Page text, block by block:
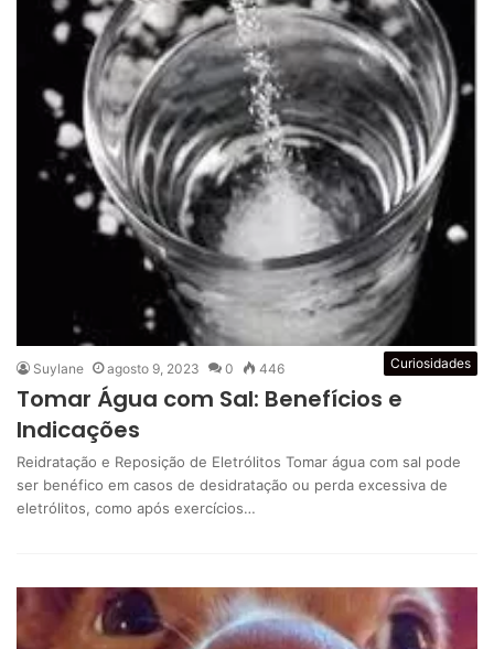
Curiosidades
Suylane agosto 9, 2023 0 446
Tomar Água com Sal: Benefícios e
Indicações
Reidratação e Reposição de Eletrólitos Tomar água com sal pode
ser benéfico em casos de desidratação ou perda excessiva de
eletrólitos, como após exercícios…